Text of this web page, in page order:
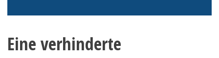
Eine verhinderte